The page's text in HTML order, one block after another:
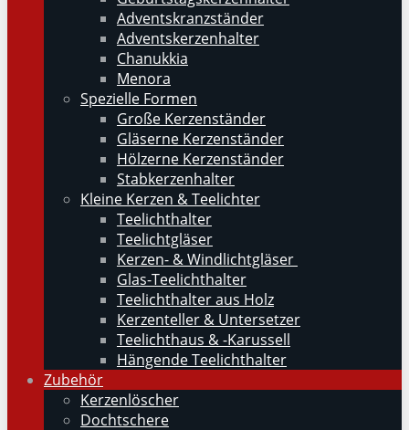
Adventskranzständer
Adventskerzenhalter
Chanukkia
Menora
Spezielle Formen
Große Kerzenständer
Gläserne Kerzenständer
Hölzerne Kerzenständer
Stabkerzenhalter
Kleine Kerzen & Teelichter
Teelichthalter
Teelichtgläser
Kerzen- & Windlichtgläser
Glas-Teelichthalter
Teelichthalter aus Holz
Kerzenteller & Untersetzer
Teelichthaus & -Karussell
Hängende Teelichthalter
Zubehör
Kerzenlöscher
Dochtschere